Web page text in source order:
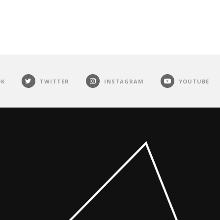
TWITTER INSTAGRAM YOUTUBE